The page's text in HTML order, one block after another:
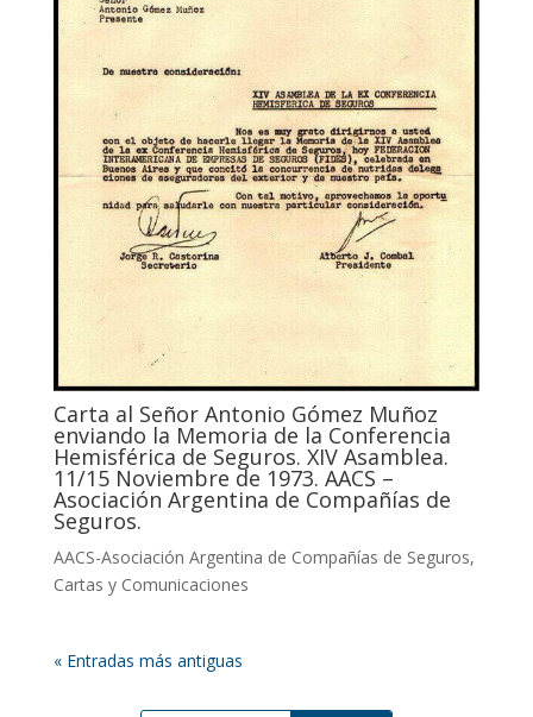
Carta al Señor Antonio Gómez Muñoz
enviando la Memoria de la Conferencia
Hemisférica de Seguros. XIV Asamblea.
11/15 Noviembre de 1973. AACS –
Asociación Argentina de Compañías de
Seguros.
AACS-Asociación Argentina de Compañías de Seguros,
Cartas y Comunicaciones
« Entradas más antiguas